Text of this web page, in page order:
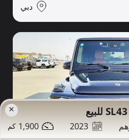
دبي
×
2023
1,900